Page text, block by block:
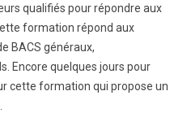
qualifiés pour répondre aux
formation répond aux
BACS généraux,
Encore quelques jours pour
cette formation qui propose un